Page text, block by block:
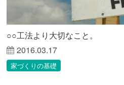
○○工法より大切なこと。
2016.03.17
家づくりの基礎